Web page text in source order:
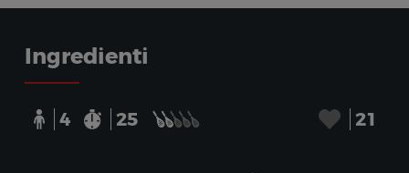
Ingredienti
4 25 21